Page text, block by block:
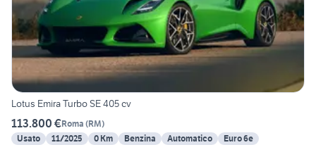
Lotus Emira Turbo SE 405 cv
113.800 €Roma (RM)
Usato
11/2025 0 Km Benzina Automatico
Euro 6e